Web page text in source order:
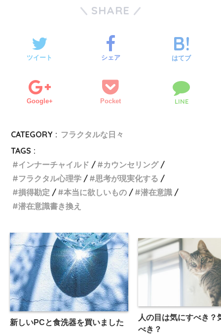
SHARE
ツイート シェア はてブ
Google+ Pocket LINE
CATEGORY : フラクタルな日々
TAGS :
インナーチャイルド
カウンセリング
フラクタル心理学
思考が現実化する
損得勘定
本当に欲しいもの
潜在意識
潜在意識書き換え
新しいPCと食洗器を買いました
人の目は気にすべき？
べき？